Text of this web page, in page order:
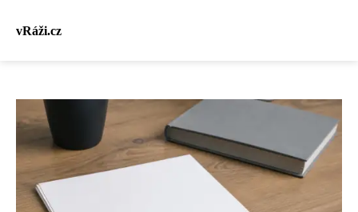
vRáži.cz